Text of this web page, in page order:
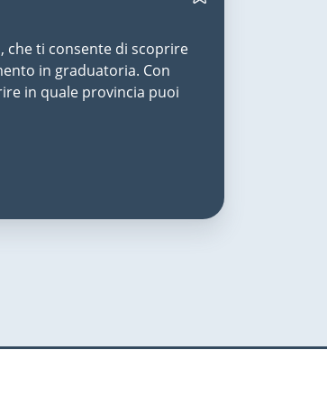
che ti consente di scoprire
in graduatoria. Con
in quale provincia puoi